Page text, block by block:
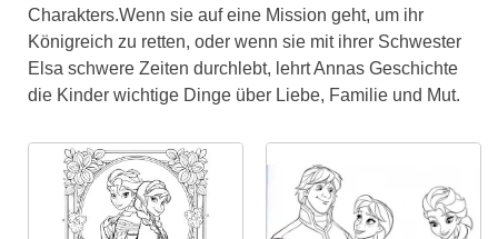
Charakters.Wenn sie auf eine Mission geht, um ihr
Königreich zu retten, oder wenn sie mit ihrer Schwester
Elsa schwere Zeiten durchlebt, lehrt Annas Geschichte
die Kinder wichtige Dinge über Liebe, Familie und Mut.